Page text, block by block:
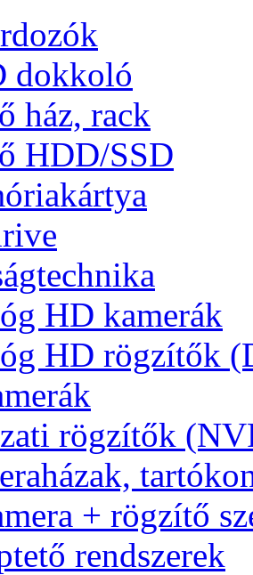
dokkoló
ház, rack
HDD/SSD
HD kamerák
HD rögzítők
rögzítők
+ rögzítő
rendszerek